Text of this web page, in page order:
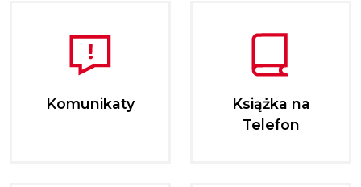
Komunikaty
Książka na
Telefon